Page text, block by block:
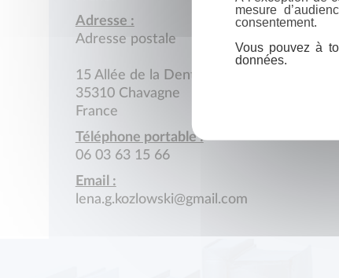
Adresse :
Adresse postale
15 Allée de la Dentellière
35310 Chavagne
France
Téléphone portable :
06 03 63 15 66
Email :
lena.g.kozlowski@gmail.com
mesure
consentement.
Vous pouvez à
données.